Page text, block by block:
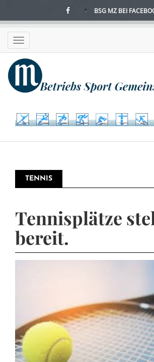
Inhalt
BSG MZ BEI
Toggle
navigation
TENNIS
Tennisplätze
bereit.